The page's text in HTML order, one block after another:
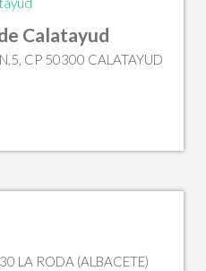
Calatayud
CP 50300 CALATAYUD
LA RODA (ALBACETE)